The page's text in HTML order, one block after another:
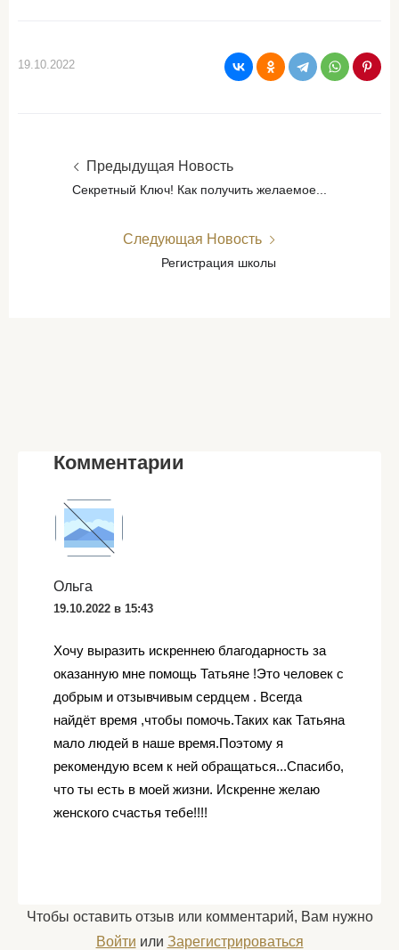
19.10.2022
Предыдущая Новость
Секретный Ключ! Как получить желаемое...
Следующая Новость
Регистрация школы
Комментарии
Ольга
19.10.2022 в 15:43
Хочу выразить искреннею благодарность за
оказанную мне помощь Татьяне !Это человек с
добрым и отзывчивым сердцем . Всегда
найдёт время ,чтобы помочь.Таких как Татьяна
мало людей в наше время.Поэтому я
рекомендую всем к ней обращаться...Спасибо,
что ты есть в моей жизни. Искренне желаю
женского счастья тебе!!!!
Чтобы оставить отзыв или комментарий, Вам нужно
Войти или Зарегистрироваться